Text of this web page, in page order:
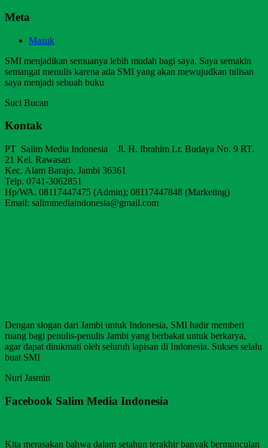
Meta
Masuk
SMI menjadikan semuanya lebih mudah bagi saya. Saya semakin
semangat menulis karena ada SMI yang akan mewujudkan tulisan
saya menjadi sebuah buku
Suci Bucan
Kontak
PT Salim Media Indonesia Jl. H. Ibrahim Lr. Budaya No. 9 RT.
21 Kel. Rawasari
Kec. Alam Barajo, Jambi 36361
Telp. 0741-3062851
Hp/WA. 08117447475 (Admin); 08117447848 (Marketing)
Email: salimmediaindonesia@gmail.com
Dengan slogan dari Jambi untuk Indonesia, SMI hadir memberi
ruang bagi penulis-penulis Jambi yang berbakat untuk berkarya,
agar dapat dinikmati oleh seluruh lapisan di Indonesia. Sukses selalu
buat SMI
Nuri Jasmin
Facebook Salim Media Indonesia
Kita merasakan bahwa dalam setahun terakhir banyak bermunculan